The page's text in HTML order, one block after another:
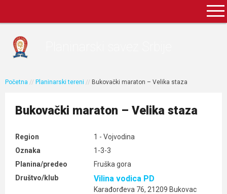
Početna // Planinarski tereni // Bukovački maraton – Velika staza
Bukovački maraton – Velika staza
Region
1 - Vojvodina
Oznaka
1-3-3
Planina/predeo
Fruška gora
Društvo/klub
Vilina vodica PD
Karađorđeva 76, 21209 Bukovac